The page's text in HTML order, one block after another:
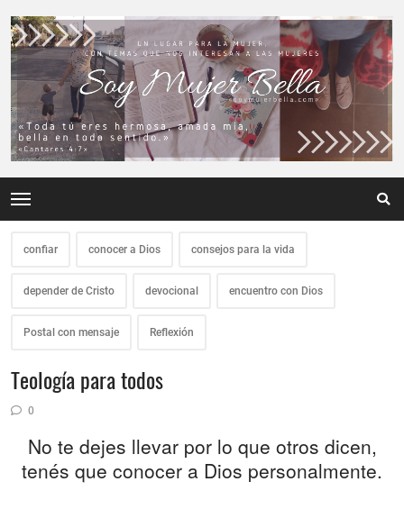
confiar conocer a Dios consejos para la vida
depender de Cristo devocional encuentro con Dios
Postal con mensaje Reflexión
Teología para todos
0
No te dejes llevar por lo que otros dicen,
tenés que conocer a Dios personalmente.